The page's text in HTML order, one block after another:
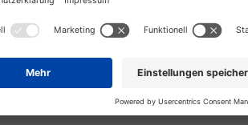
mehr über